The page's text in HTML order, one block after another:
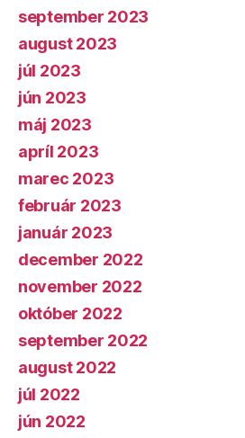
september 2023
august 2023
júl 2023
jún 2023
máj 2023
apríl 2023
marec 2023
február 2023
január 2023
december 2022
november 2022
október 2022
september 2022
august 2022
júl 2022
jún 2022